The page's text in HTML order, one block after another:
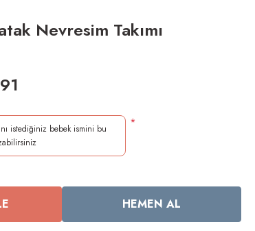
Nevresim Takımı
*
HEMEN AL